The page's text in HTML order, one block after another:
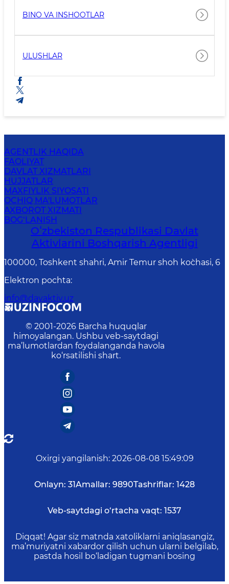
BINO VA INSHOOTLAR
ULUSHLAR
AGENTLIK HAQIDA
FAOLIYAT
DAVLAT XIZMATLARI
HUJJATLAR
MAXFIYLIK SIYOSATI
OCHIQ MA'LUMOTLAR
AXBOROT XIZMATI
BOG‘LANISH
Oʻzbekiston Respublikasi Davlat
Aktivlarini Boshqarish Agentligi
100000, Toshkent shahri, Amir Temur shoh ko`chasi, 6
Elektron pochta:
info@davaktiv.uz
© 2001-2026 Barcha huquqlar
himoyalangan. Ushbu veb-saytdagi
ma’lumotlardan foydalanganda havola
ko‘rsatilishi shart.
Oxirgi yangilanish: 2026-08-08 15:49:09
Onlayn: 31Amallar: 9890Tashriflar: 1428
Veb-saytdagi o‘rtacha vaqt: 1537
Diqqat! Agar siz matnda xatoliklarni aniqlasangiz,
ma’muriyatni xabardor qilish uchun ularni belgilab,
pastda hosil bo‘ladigan tugmani bosing